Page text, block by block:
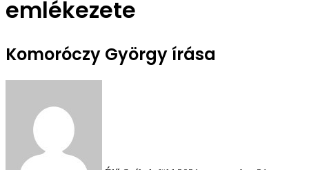
emlékezete
Komoróczy György írása